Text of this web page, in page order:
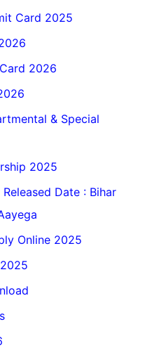
Card 2025
2026
& Special
2025
Date : Bihar
Online 2025